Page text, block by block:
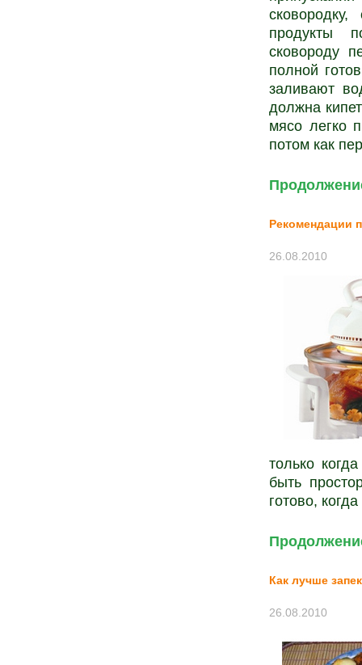
продукты
сковороду
полной
заливают
должна
мясо легко
потом как
Рекомендации
26.08.2010
только
быть
готово,
Как лучше
26.08.2010